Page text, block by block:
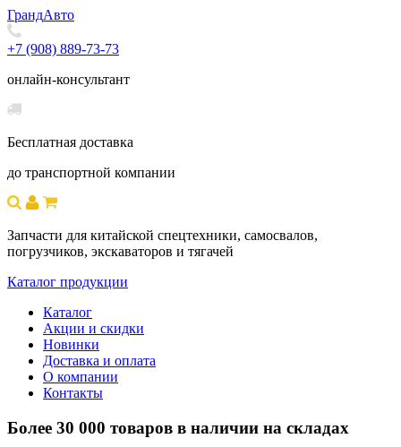
ГрандАвто
+7 (908) 889-73-73
онлайн-консультант
Бесплатная доставка
до транспортной компании
Запчасти для китайской спецтехники, самосвалов,
погрузчиков, экскаваторов и тягачей
Каталог продукции
Каталог
Акции и скидки
Новинки
Доставка и оплата
О компании
Контакты
Более 30 000 товаров в наличии на складах